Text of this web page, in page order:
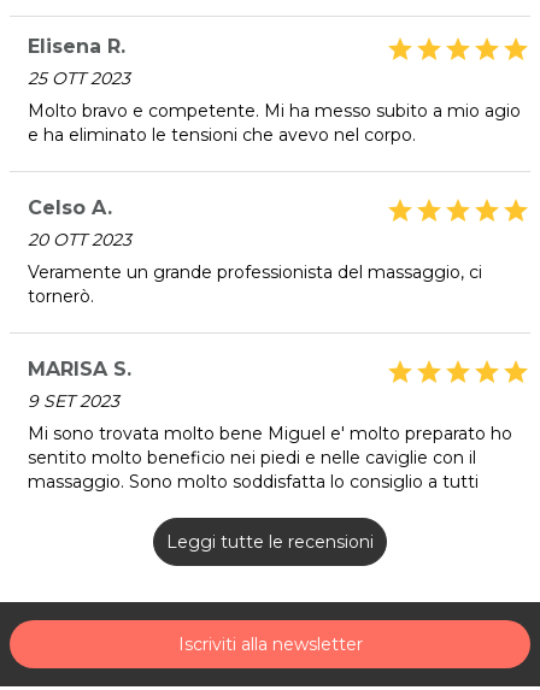
“Prevenire è meglio che curare”.
* Prezzi di listino verificati in data 15/03/2023
Lunedì, Mercoledì e Venerdì: 09:00 – 13:00
Su appuntamento
Via 24 Maggio, 4
33083 Chions (PN)
P.IVA 01935940930
Elisena R.
25 OTT 2023
star
star
star
star
star
Molto bravo e competente. Mi ha messo subito a mio agio
e ha eliminato le tensioni che avevo nel corpo.
Celso A.
20 OTT 2023
star
star
star
star
star
Veramente un grande professionista del massaggio, ci
tornerò.
MARISA S.
9 SET 2023
star
star
star
star
star
Mi sono trovata molto bene Miguel e' molto preparato ho
sentito molto beneficio nei piedi e nelle caviglie con il
massaggio. Sono molto soddisfatta lo consiglio a tutti
Leggi tutte le recensioni
Iscriviti alla newsletter